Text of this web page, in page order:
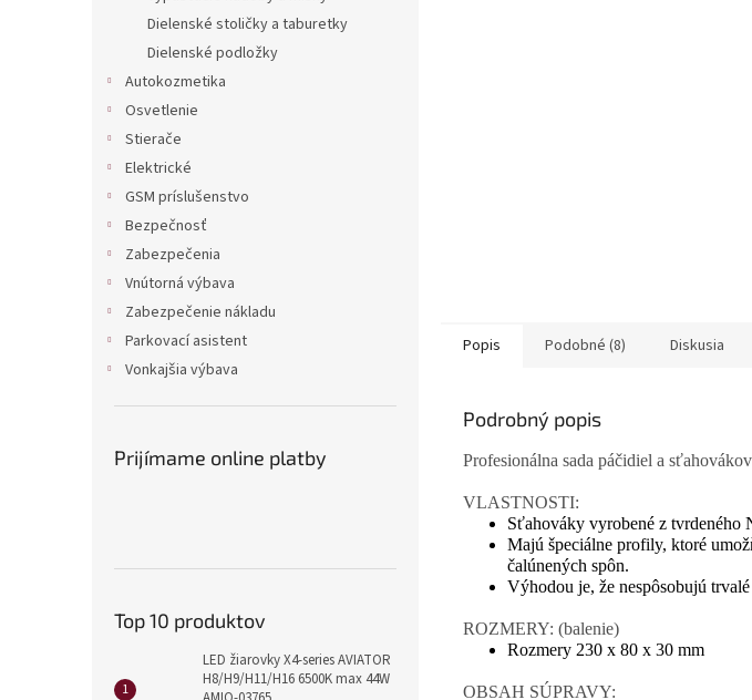
Dielenské stoličky a taburetky
Dielenské podložky
Autokozmetika
Osvetlenie
Stierače
Elektrické
GSM príslušenstvo
Bezpečnosť
Zabezpečenia
Vnútorná výbava
Zabezpečenie nákladu
Parkovací asistent
Vonkajšia výbava
Prijímame online platby
Top 10 produktov
LED žiarovky X4-series AVIATOR
H8/H9/H11/H16 6500K max 44W
Popis Podobné (8) Diskusia
Podrobný popis
Profesionálna sada páčidiel a
VLASTNOSTI:
Sťahováky vyrobené z
Majú špeciálne profily, ktoré
čalúnených spôn.
Výhodou je, že nespôsobujú
ROZMERY: (balenie)
Rozmery 230 x 80 x 30 mm
OBSAH SÚPRAVY: